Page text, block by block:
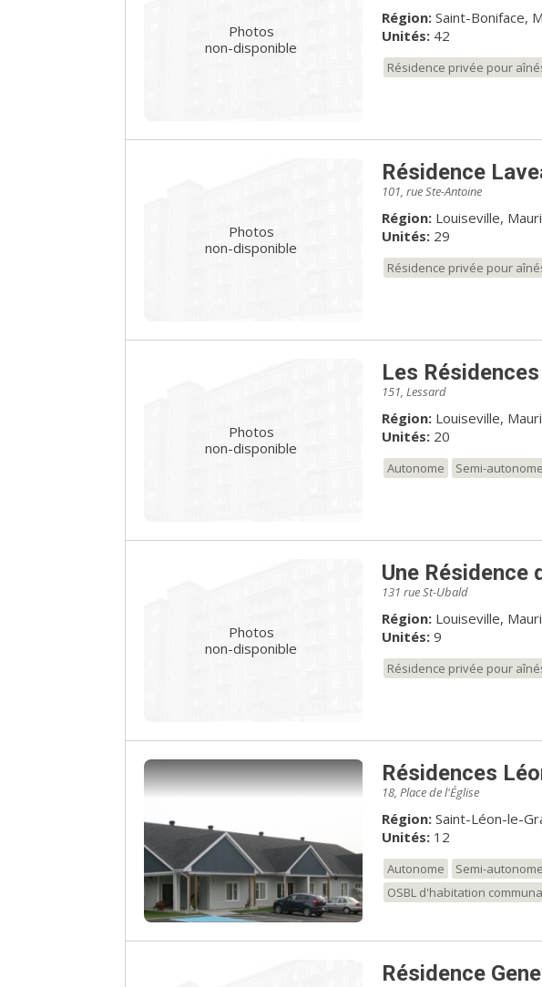
Photos
non-disponible
Région: Saint-Boniface,
Unités:42
Résidence privée pour
Photos
non-disponible
Résidence
101, rue Ste-Antoine
Région: Louiseville,
Unités:29
Résidence privée pour
Photos
non-disponible
Les
151, Lessard
Région: Louiseville,
Unités:20
Autonome Semi-autonome
Photos
non-disponible
Une Résidence
131 rue St-Ubald
Région: Louiseville,
Unités:9
Résidence privée pour
Résidences
18, Place de l'Église
Région: Saint-Léon-le-
Unités:12
Autonome Semi-autonome
OSBL d'habitation
Résidence